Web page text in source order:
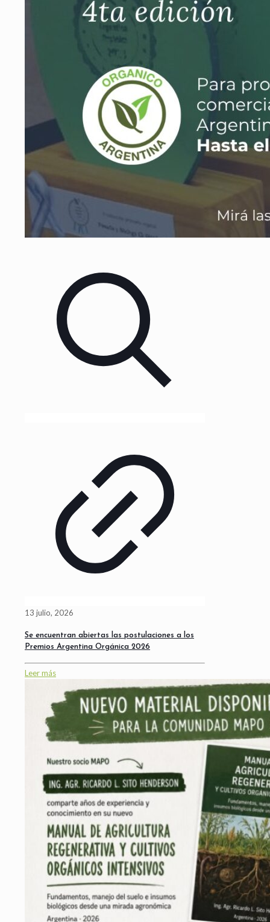
13 julio, 2026
Se encuentran abiertas las postulaciones a los
Premios Argentina Orgánica 2026
Leer más